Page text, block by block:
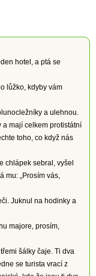
hotel, a ptá se
lůžko, kdyby vám
a ulehnou.
a mají celkem protistátní
toho, co když nás
chlápek sebral, vyšel
mu: „Prosím vás,
Juknul na hodinky a
majore, prosím,
šálky čaje. Ti dva
se turista vrací z